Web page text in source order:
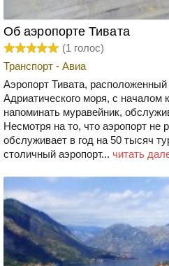
Об аэропорте Тивата
(1 голос)
Транспорт - Авиа
Аэропорт Тивата,
Адриатического моря, с началом
напоминать муравейник,
Несмотря на то, что аэропорт не
обслуживает в год на 50 тысяч
столичный аэропорт... читать